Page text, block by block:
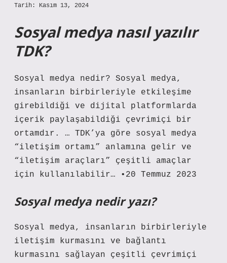
Tarih: Kasım 13, 2024
Sosyal medya nasıl yazılır
TDK?
Sosyal medya nedir? Sosyal medya,
insanların birbirleriyle etkileşime
girebildiği ve dijital platformlarda
içerik paylaşabildiği çevrimiçi bir
ortamdır. … TDK’ya göre sosyal medya
“iletişim ortamı” anlamına gelir ve
“iletişim araçları” çeşitli amaçlar
için kullanılabilir… •20 Temmuz 2023
Sosyal medya nedir yazı?
Sosyal medya, insanların birbirleriyle
iletişim kurmasını ve bağlantı
kurmasını sağlayan çeşitli çevrimiçi